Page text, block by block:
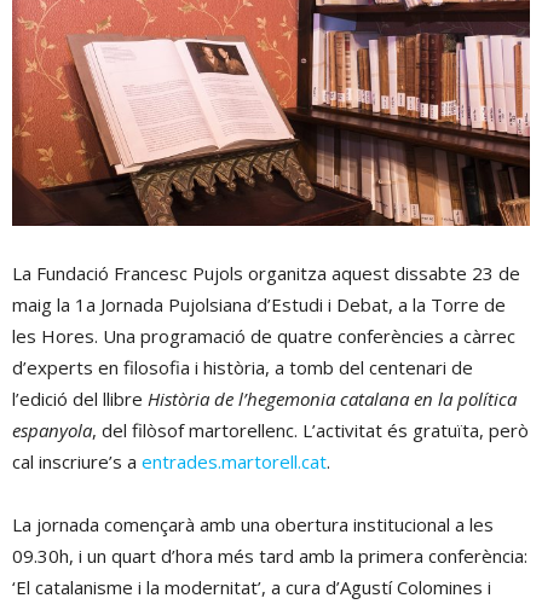
La Fundació Francesc Pujols organitza aquest dissabte 23 de
maig la 1a Jornada Pujolsiana d’Estudi i Debat, a la Torre de
les Hores. Una programació de quatre conferències a càrrec
d’experts en filosofia i història, a tomb del centenari de
l’edició del llibre Història de l’hegemonia catalana en la política
espanyola, del filòsof martorellenc. L’activitat és gratuïta, però
cal inscriure’s a entrades.martorell.cat.
La jornada començarà amb una obertura institucional a les
09.30h, i un quart d’hora més tard amb la primera conferència:
‘El catalanisme i la modernitat’, a cura d’Agustí Colomines i